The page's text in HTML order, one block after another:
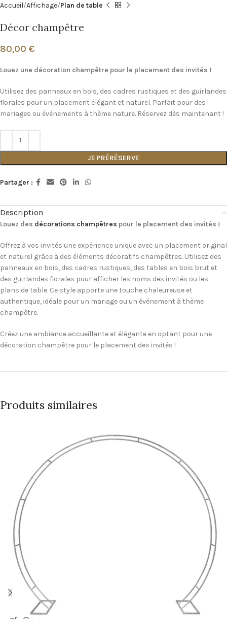
Accueil Affichage Plan de table
Décor champêtre
80,00 €
Louez une décoration champêtre pour le placement des invités !
Utilisez des panneaux en bois, des cadres rustiques et des guirlandes
florales pour un placement élégant et naturel. Parfait pour des
mariages ou événements à thème nature. Réservez dès maintenant !
JE PRÉRÉSERVE
Partager :
Description
Louez des décorations champêtres pour le placement des invités !
Offrez à vos invités une expérience unique avec un placement original
et naturel grâce à des éléments décoratifs champêtres. Utilisez des
panneaux en bois, des cadres rustiques, des tables en bois brut et
des guirlandes florales pour afficher les noms des invités ou les
plans de table. Ce style apporte une touche chaleureuse et
authentique, idéale pour un mariage ou un événement à thème
champêtre.
Créez une ambiance accueillante et élégante en optant pour une
décoration champêtre pour le placement des invités !
Produits similaires